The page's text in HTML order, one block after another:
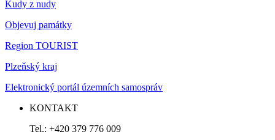
Kudy z nudy
Objevuj památky
Region TOURIST
Plzeňský kraj
Elektronický portál územních samospráv
KONTAKT
Tel.: +420 379 776 009